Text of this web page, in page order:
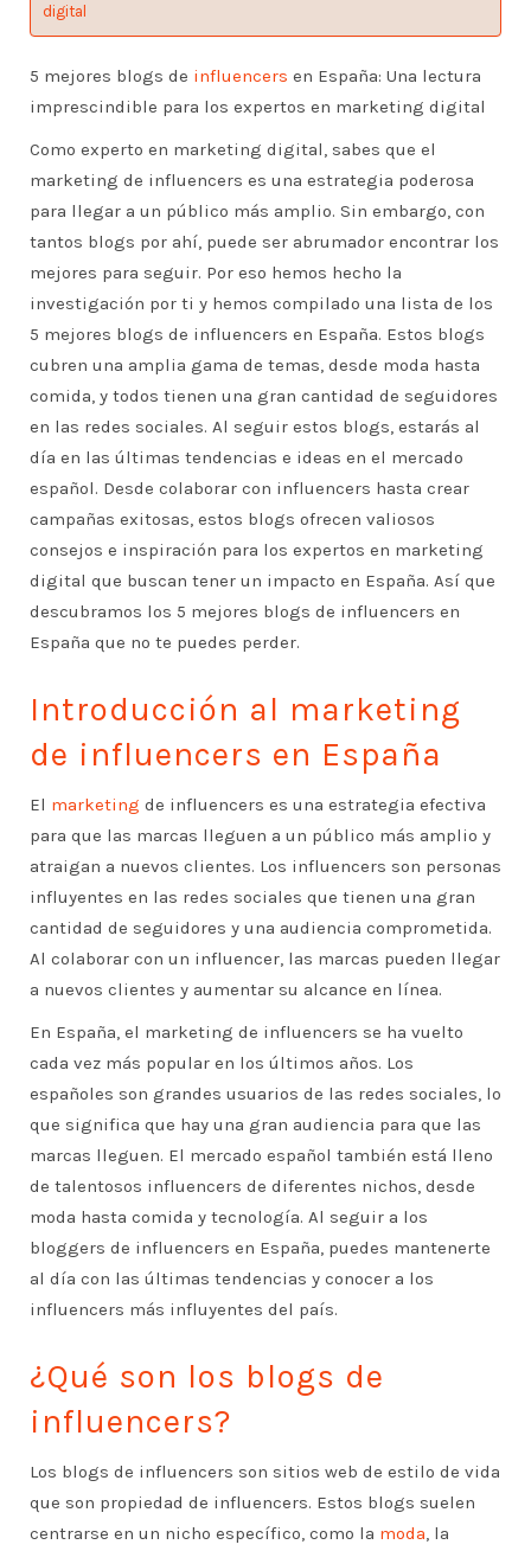
digital
5 mejores blogs de influencers en España: Una lectura
imprescindible para los expertos en marketing digital
Como experto en marketing digital, sabes que el
marketing de influencers es una estrategia poderosa
para llegar a un público más amplio. Sin embargo, con
tantos blogs por ahí, puede ser abrumador encontrar los
mejores para seguir. Por eso hemos hecho la
investigación por ti y hemos compilado una lista de los
5 mejores blogs de influencers en España. Estos blogs
cubren una amplia gama de temas, desde moda hasta
comida, y todos tienen una gran cantidad de seguidores
en las redes sociales. Al seguir estos blogs, estarás al
día en las últimas tendencias e ideas en el mercado
español. Desde colaborar con influencers hasta crear
campañas exitosas, estos blogs ofrecen valiosos
consejos e inspiración para los expertos en marketing
digital que buscan tener un impacto en España. Así que
descubramos los 5 mejores blogs de influencers en
España que no te puedes perder.
Introducción al marketing
de influencers en España
El marketing de influencers es una estrategia efectiva
para que las marcas lleguen a un público más amplio y
atraigan a nuevos clientes. Los influencers son personas
influyentes en las redes sociales que tienen una gran
cantidad de seguidores y una audiencia comprometida.
Al colaborar con un influencer, las marcas pueden llegar
a nuevos clientes y aumentar su alcance en línea.
En España, el marketing de influencers se ha vuelto
cada vez más popular en los últimos años. Los
españoles son grandes usuarios de las redes sociales, lo
que significa que hay una gran audiencia para que las
marcas lleguen. El mercado español también está lleno
de talentosos influencers de diferentes nichos, desde
moda hasta comida y tecnología. Al seguir a los
bloggers de influencers en España, puedes mantenerte
al día con las últimas tendencias y conocer a los
influencers más influyentes del país.
¿Qué son los blogs de
influencers?
Los blogs de influencers son sitios web de estilo de vida
que son propiedad de influencers. Estos blogs suelen
centrarse en un nicho específico, como la moda, la